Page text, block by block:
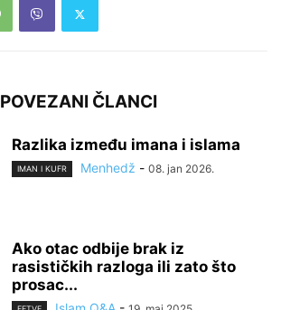
POVEZANI ČLANCI
Razlika između imana i islama
IMAN I KUFR Menhedž - 08. jan 2026.
Ako otac odbije brak iz
rasističkih razloga ili zato što
prosac...